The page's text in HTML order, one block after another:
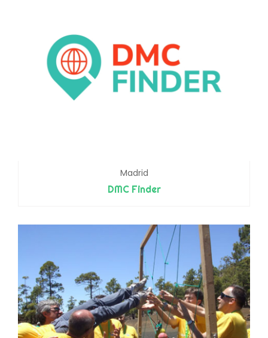
Madrid
DMC Finder